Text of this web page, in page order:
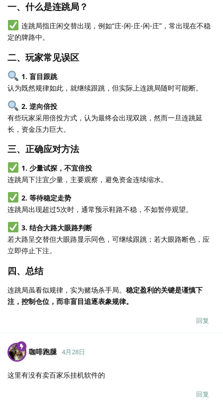
一、什么是连跳局？
连跳局指庄闲交替出现，例如“庄-闲-庄-闲-庄”，常出现在不稳
定的牌路中。
二、玩家常见误区
1. 盲目跟跳
认为既然规律如此，就继续跟跳，但实际上连跳局随时可能断。
2. 逆向倍投
有些玩家采用倍投方式，认为最终会出现双跳，然而一旦连跳延
长，资金压力巨大。
三、正确应对方法
1. 少量试探，不宜倍投
连跳局下注宜少量，主要观察，避免资金连续缩水。
2. 等待稳定走势
连跳局出现超过5次时，通常预示鞋路不稳，不如暂停观望。
3. 结合大路大眼路判断
若大路呈交替但大眼路显示同色，可继续跟跳；若大眼路断色，应
立即停止下注。
四、总结
连跳局虽看似规律，实为赌场杀手局。 稳定盈利的关键是谨慎下
注，控制仓位，而非盲目追逐表象规律。
回复
咖啡跑腿 4月28日
这里有没有卖百家乐挂机软件的
回复